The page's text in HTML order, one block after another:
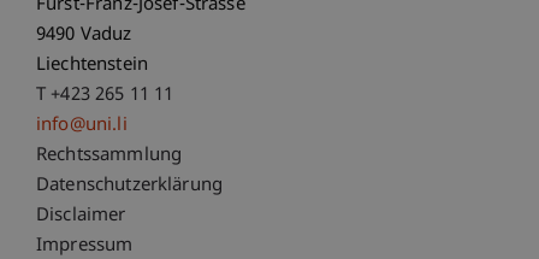
Fürst-Franz-Josef-Strasse
9490 Vaduz
Liechtenstein
T +423 265 11 11
info@uni.li
Fußzeile Rechtliche Hinweise
Rechtssammlung
Datenschutzerklärung
Disclaimer
Impressum